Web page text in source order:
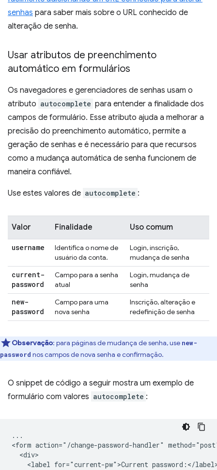
senhas para saber mais sobre o URL conhecido de
alteração de senha.
Usar atributos de preenchimento
automático em formulários
Os navegadores e gerenciadores de senhas usam o
atributo autocomplete para entender a finalidade dos
campos de formulário. Esse atributo ajuda a melhorar a
precisão do preenchimento automático, permite a
geração de senhas e é necessário para que recursos
como a mudança automática de senha funcionem de
maneira confiável.
Use estes valores de autocomplete :
Valor Finalidade Uso comum
username
Identifica o nome de
usuário da conta.
Login, inscrição,
mudança de senha
current-
password
Campo para a senha
atual
Login, mudança de
senha
new-
password
Campo para uma
nova senha
Inscrição, alteração e
redefinição de senha
Observação: para páginas de mudança de senha, use new-
password nos campos de nova senha e confirmação.
O snippet de código a seguir mostra um exemplo de
formulário com valores autocomplete :
...
<form action="/change-password-handler"
  <div>
<label for="current-pw">Current password:</